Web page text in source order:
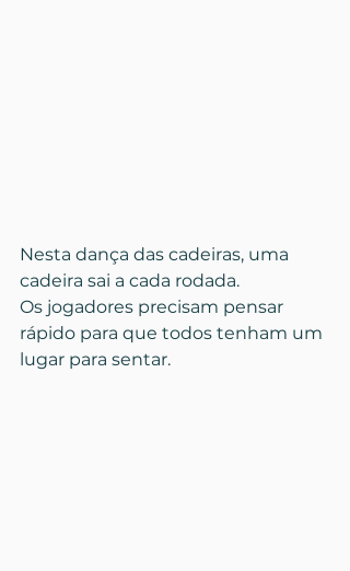
Nesta dança das cadeiras, uma
cadeira sai a cada rodada.
Os jogadores precisam pensar
rápido para que todos tenham um
lugar para sentar.